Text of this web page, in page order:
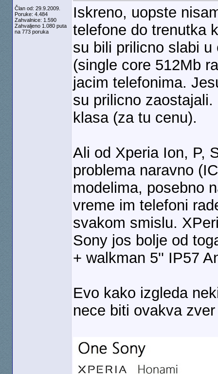
Član od: 29.9.2009.
Poruke: 4.484
Zahvalnice: 1.590
Zahvaljeno 1.080 puta
na 773 poruka
Iskreno, uopste
telefone do trenutka
su bili prilicno slabi
(single core 512Mb
jacim telefonima.
su prilicno
klasa (za tu cenu).
Ali od Xperia Ion, P,
problema naravno
modelima, posebno
vreme im telefoni
svakom smislu.
Sony jos bolje od
+ walkman 5'' IP57
Evo kako izgleda
nece biti ovakva